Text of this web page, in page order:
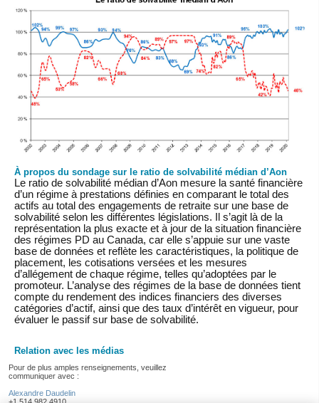
À propos du sondage sur le ratio de solvabilité médian d’Aon
Le ratio de solvabilité médian d’Aon mesure la santé financière
d’un régime à prestations définies en comparant le total des
actifs au total des engagements de retraite sur une base de
solvabilité selon les différentes législations. Il s’agit là de la
représentation la plus exacte et à jour de la situation financière
des régimes PD au Canada, car elle s’appuie sur une vaste
base de données et reflète les caractéristiques, la politique de
placement, les cotisations versées et les mesures
d’allégement de chaque régime, telles qu’adoptées par le
promoteur. L’analyse des régimes de la base de données tient
compte du rendement des indices financiers des diverses
catégories d’actif, ainsi que des taux d’intérêt en vigueur, pour
évaluer le passif sur base de solvabilité.
Relation avec les médias
Pour de plus amples renseignements, veuillez
communiquer avec :
Alexandre Daudelin